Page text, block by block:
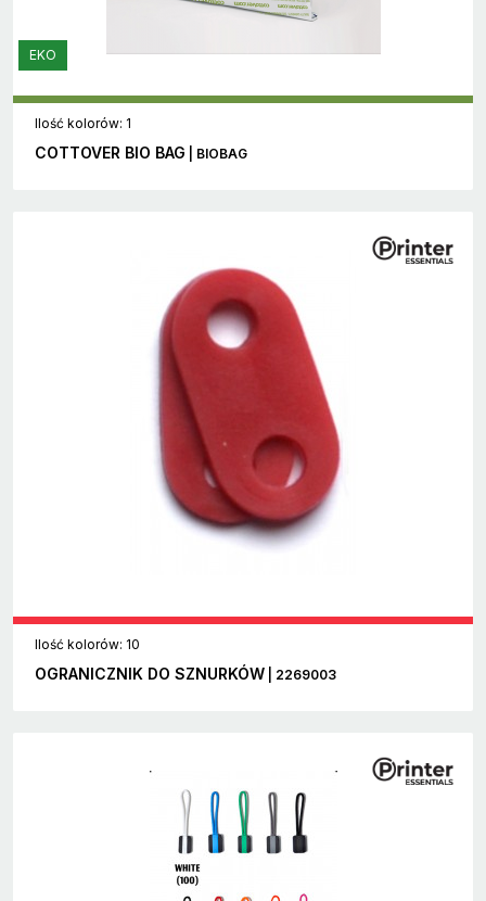
EKO
Ilość kolorów: 1
COTTOVER BIO BAG | BIOBAG
Ilość kolorów: 10
OGRANICZNIK DO SZNURKÓW | 2269003